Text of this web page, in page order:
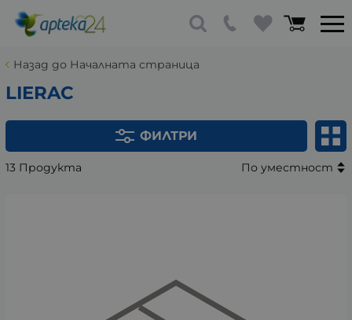
Назад до Началната страница
LIERAC
ФИЛТРИ
13 Продукта По уместност